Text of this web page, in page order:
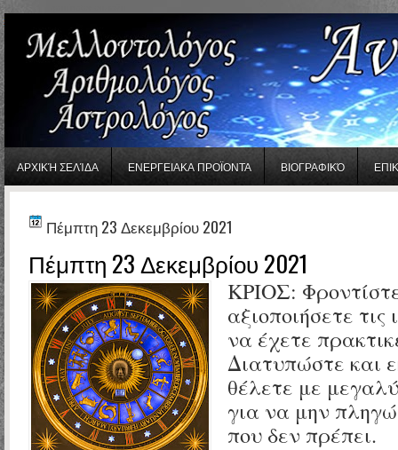
ΑΡΧΙΚΉ ΣΕΛΊΔΑ ΕΝΕΡΓΕΙΑΚΑ ΠΡΟΪΟΝΤΑ ΒΙΟΓΡΑΦΙΚΌ
Πέμπτη 23 Δεκεμβρίου 2021
Πέμπτη 23 Δεκεμβρίου 2021
ΚΡΙΟΣ:
αξιοποιήσετε τις
να έχετε
Διατυπώστε και
θέλετε με
για να μην
που δεν πρέπει.